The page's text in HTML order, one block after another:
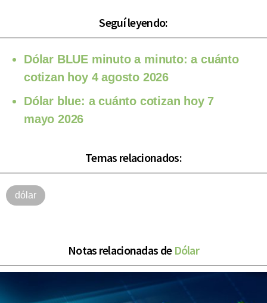
Seguí leyendo:
Dólar BLUE minuto a minuto: a cuánto
cotizan hoy 4 agosto 2026
Dólar blue: a cuánto cotizan hoy 7
mayo 2026
Temas relacionados:
dólar
Notas relacionadas de Dólar